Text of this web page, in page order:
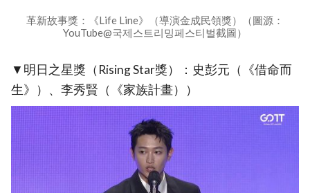
革新故事獎：《Life Line》（導演金成民領獎）（圖源：
YouTube@국제스트리밍페스티벌截圖）
▼明日之星獎（Rising Star獎）：史彭元（《借命而
生》）、李秀賢（《家族計畫））